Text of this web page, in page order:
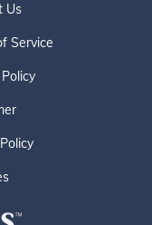
Us
Service